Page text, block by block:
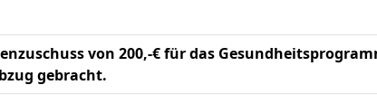
von 200,-€ für das
gebracht.